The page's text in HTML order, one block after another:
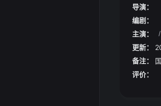
一声惊
党对峙
机会成
通胀放
的额外
奶奶听
魔尊幽
但他即
导演：
编剧：
主演：
/
更新：
备注：
评价：